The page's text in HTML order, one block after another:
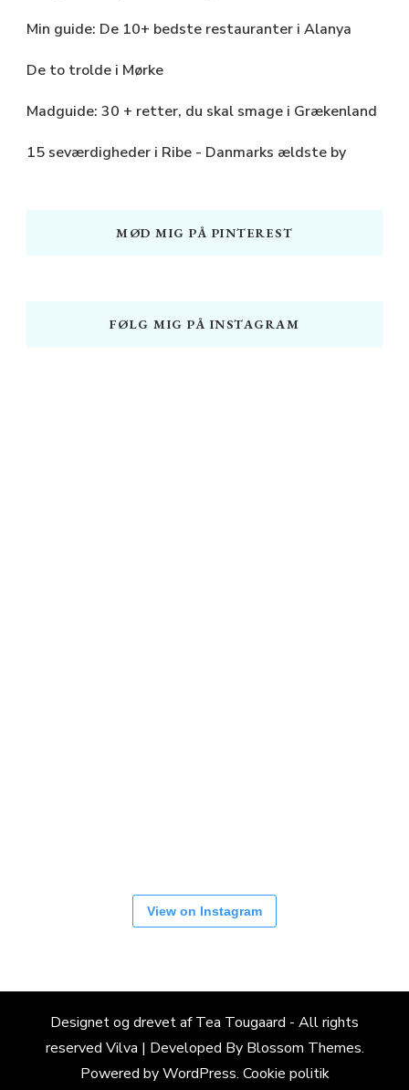
Min guide: De 10+ bedste restauranter i Alanya
De to trolde i Mørke
Madguide: 30 + retter, du skal smage i Grækenland
15 seværdigheder i Ribe - Danmarks ældste by
MØD MIG PÅ PINTEREST
FØLG MIG PÅ INSTAGRAM
View on Instagram
Designet og drevet af Tea Tougaard - All rights
reserved Vilva | Developed By Blossom Themes.
Powered byWordPress. Cookie politik